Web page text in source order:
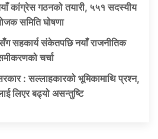
कांग्रेस गठनको तयारी, ५५१ सदस्यीय
समिति घोषणा
सहकार्य संकेतपछि नयाँ राजनीतिक
चर्चा
: सल्लाहकारको भूमिकामाथि प्रश्न,
लिएर बढ्यो असन्तुष्टि